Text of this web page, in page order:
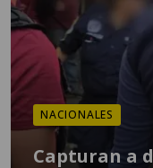
NACIONALES
Capturan a